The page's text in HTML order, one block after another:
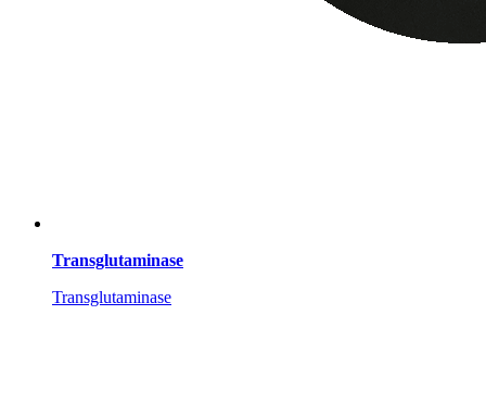
Transglutaminase
Transglutaminase